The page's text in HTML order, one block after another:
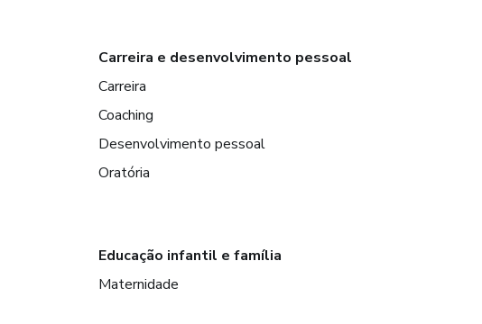
Carreira e desenvolvimento pessoal
Carreira
Coaching
Desenvolvimento pessoal
Oratória
Educação infantil e família
Maternidade